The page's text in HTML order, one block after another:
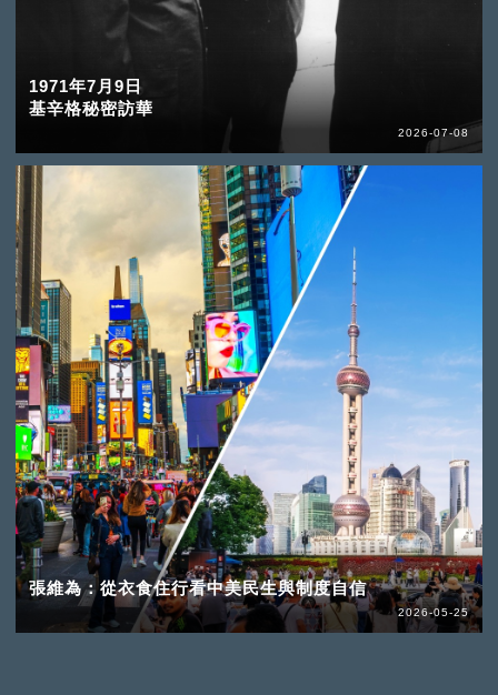
1971年7月9日
基辛格秘密訪華
2026-07-08
張維為：從衣食住行看中美民生與制度自信
2026-05-25